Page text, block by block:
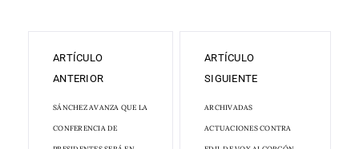
ARTÍCULO
ANTERIOR
SÁNCHEZ AVANZA QUE LA
CONFERENCIA DE
ARTÍCULO
SIGUIENTE
ARCHIVADAS
ACTUACIONES CONTRA